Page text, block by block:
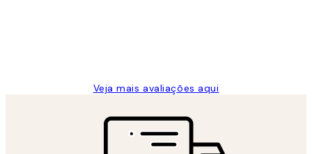
Veja mais avaliações aqui